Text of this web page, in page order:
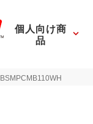
個人向け商
品
BSMPCMB110WH